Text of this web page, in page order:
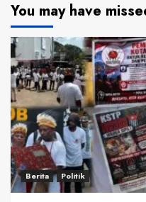
You may have
Berita Politik